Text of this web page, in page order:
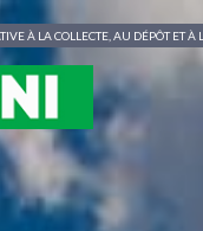
À LA COLLECTE, AU DÉPÔT ET